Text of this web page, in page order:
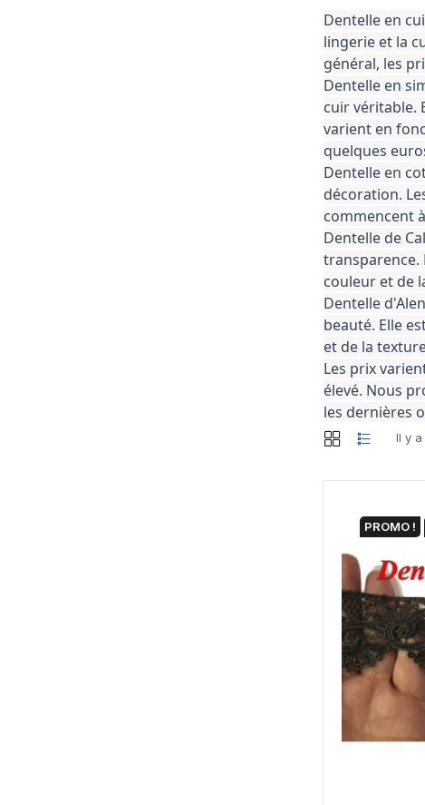
Dentelle en
lingerie et la
général, les
Dentelle en
cuir véritable.
varient en
quelques
Dentelle en
décoration.
commencent
Dentelle de
transparence.
couleur et de
Dentelle
beauté. Elle
et de la
Les prix
élevé. Nous
les dernières
Il y a
PROMO !